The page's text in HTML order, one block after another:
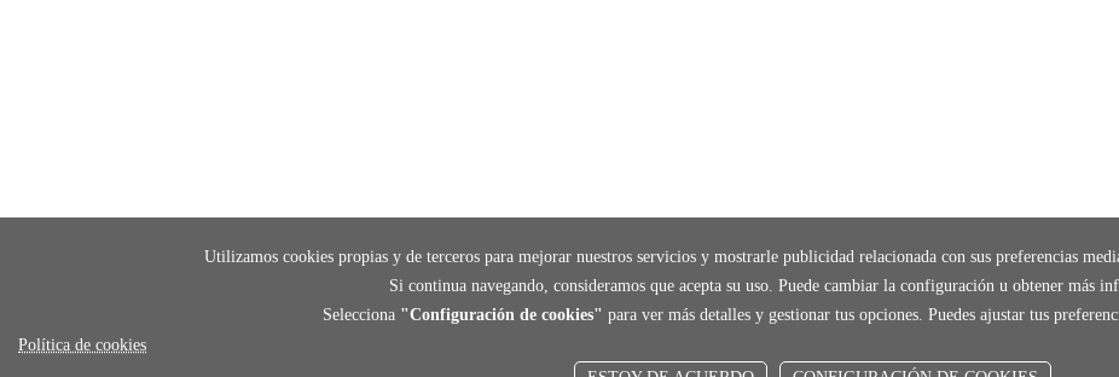
Utilizamos cookies propias y de terceros para mejorar nuestros servicios y mostrarle publicidad relacionada con sus preferencias
Si continua navegando, consideramos que acepta su uso. Puede cambiar la configuración u obtener más
Selecciona "Configuración de cookies" para ver más detalles y gestionar tus opciones. Puedes ajustar tus
Política de cookies